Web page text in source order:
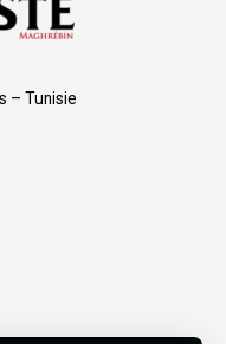
– Tunisie